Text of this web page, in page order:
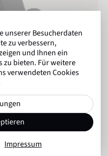
unserer Besucherdaten
zu verbessern,
und Ihnen ein
zu bieten. Für weitere
verwendeten Cookies
Impressum